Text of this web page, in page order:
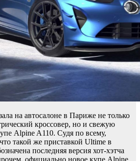
на автосалоне в Париже не только
кроссовер, но и свежую
Alpine A110. Судя по всему,
такой же приставкой Ultime в
последняя версия хот-хэтча
официально новое купе Alpine